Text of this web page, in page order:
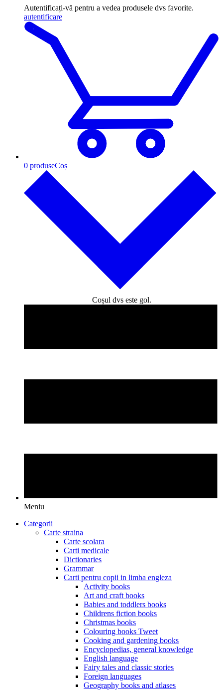
Autentificați-vă pentru a vedea produsele dvs favorite.
autentificare
0 produseCoș
Coșul dvs este gol.
Meniu
Categorii
Carte straina
Carte scolara
Carti medicale
Dictionaries
Grammar
Carti pentru copii in limba engleza
Activity books
Art and craft books
Babies and toddlers books
Childrens fiction books
Christmas books
Colouring books Tweet
Cooking and gardening books
Encyclopedias, general knowledge
English language
Fairy tales and classic stories
Foreign languages
Geography books and atlases